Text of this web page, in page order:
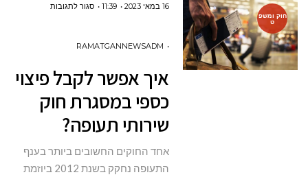
חוק ומשפ
ט
16 במאי 2023 11:39 סגור לתגובותעל
פיצוי
כספי
RAMATGANNEWSADM
איך אפשר לקבל פיצוי
כספי במסגרת חוק
שירותי תעופה?
אחד החוקים החשובים ביותר בענף
התעופה נחקק בשנת 2012 ביוזמת